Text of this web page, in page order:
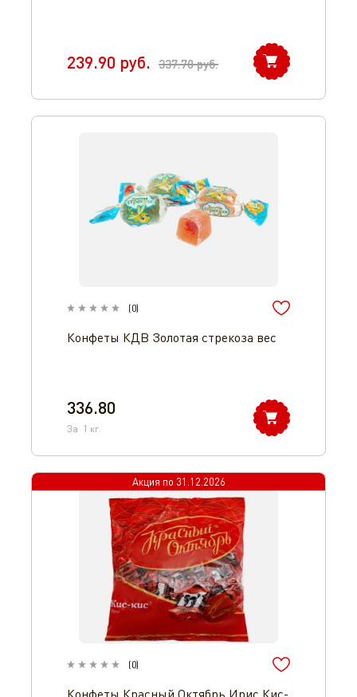
239.90 руб. 337.70руб.
(0)
Конфеты КДВ Золотая стрекоза вес
336.80
За 1 кг.
Акция по 31.12.2026
(0)
Конфеты Красный Октябрь Ирис Кис-